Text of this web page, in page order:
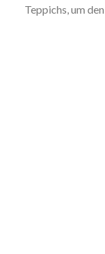
Teppichs, um